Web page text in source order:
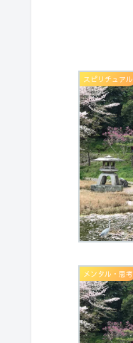
スピリチュアル
メンタル・思考